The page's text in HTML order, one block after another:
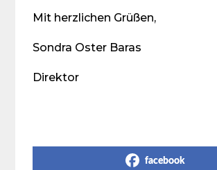
Mit herzlichen Grüßen,
Sondra Oster Baras
Direktor
facebook